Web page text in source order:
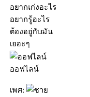
อยากเก่งอะไร
อยากรู้อะไร
ต้องอยู่กับมัน
เยอะๆ
ออฟไลน์
เพศ: